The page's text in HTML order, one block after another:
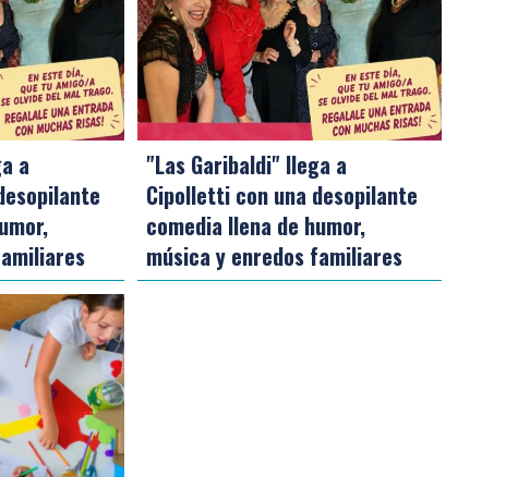
a
"Las Garibaldi" llega a
Cipolletti con una desopilante
comedia llena de humor,
música y enredos familiares